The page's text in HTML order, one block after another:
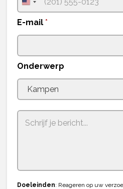
d
e
r
p
E
m
U
n
i
S
t
a
t
+
1
E-mail *
Onderwerp
Doeleinden: Reageren op uw